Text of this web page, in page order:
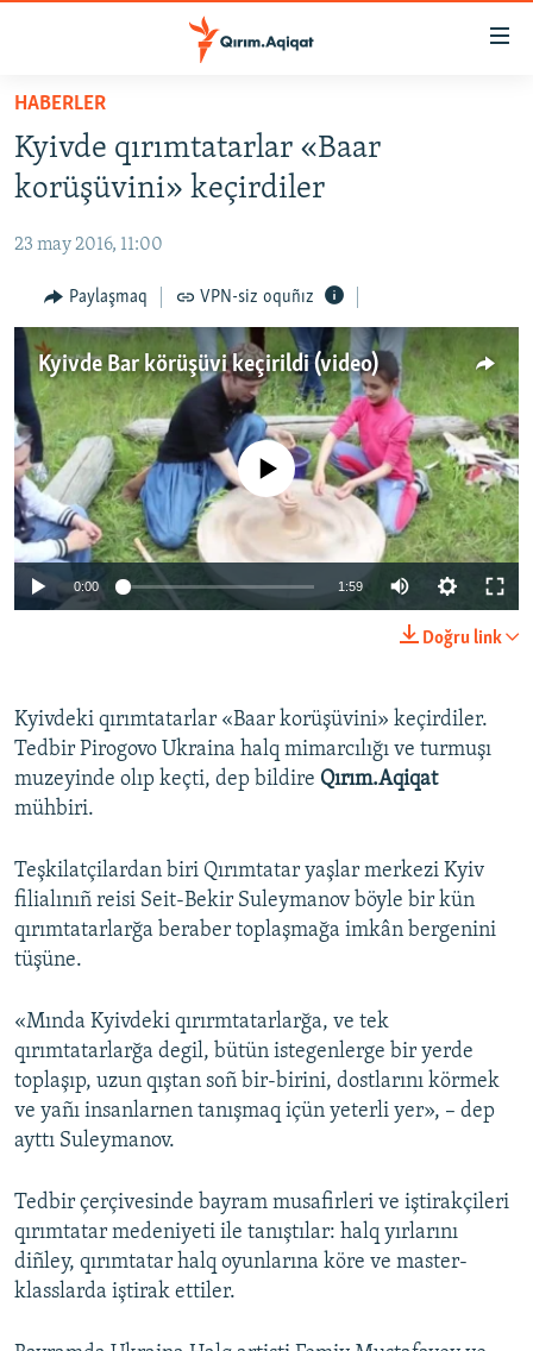
Esas
qaytmaq
Baş
navigatsiyağa
qaytmaq
qaytmaq
HABERLER
SİYASET
İQTİSADİYAT
CEMİYET
MEDENİYET
İNSAN AQLARI
VİDEO
SÜRET
BLOGLAR
FİKİR
Русский
Українською
RFE/RS bütün saytları
HABERLER
Kyivde qırımtatarlar «Baar
korüşüvini» keçirdiler
23 may 2016, 11:00
Paylaşmaq VPN-siz oquñız
Kyivde Bar körüşüvi keçirildi (video)
No media source currently available
0:00 1:59
Doğru link
Kyivdeki qırımtatarlar «Baar korüşüvini» keçirdiler.
Tedbir Pirogovo Ukraina halq mimarcılığı ve turmuşı
muzeyinde olıp keçti, dep bildire Qırım.Aqiqat
mühbiri.
Teşkilatçilardan biri Qırımtatar yaşlar merkezi Kyiv
filialınıñ reisi Seit-Bekir Suleymanov böyle bir kün
qırımtatarlarğa beraber toplaşmağa imkân bergenini
tüşüne.
«Mında Kyivdeki qırırmtatarlarğa, ve tek
qırımtatarlarğa degil, bütün istegenlerge bir yerde
toplaşıp, uzun qıştan soñ bir-birini, dostlarını körmek
ve yañı insanlarnen tanışmaq içün yeterli yer», – dep
ayttı Suleymanov.
Tedbir çerçivesinde bayram musafirleri ve iştirakçileri
qırımtatar medeniyeti ile tanıştılar: halq yırlarını
diñley, qırımtatar halq oyunlarına köre ve master-
klasslarda iştirak ettiler.